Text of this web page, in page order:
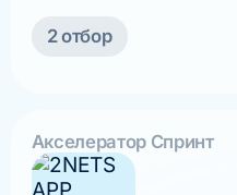
2 отбор
Акселератор Спринт